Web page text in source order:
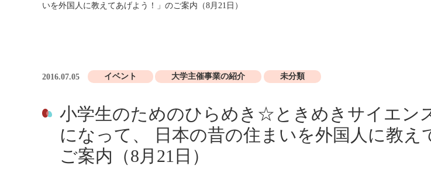
いを外国人に教えてあげよう！」のご案内（8月21日）
2016.07.05 イベント 大学主催事業の紹介 未分類
小学生のためのひらめき☆ときめきサイエン
になって、 日本の昔の住まいを外国人に教え
ご案内（8月21日）